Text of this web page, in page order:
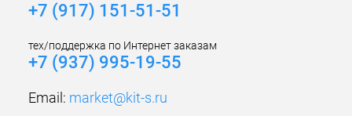
+7 (917) 151-51-51
тех/поддержка по Интернет заказам
+7 (937) 995-19-55
Email: market@kit-s.ru